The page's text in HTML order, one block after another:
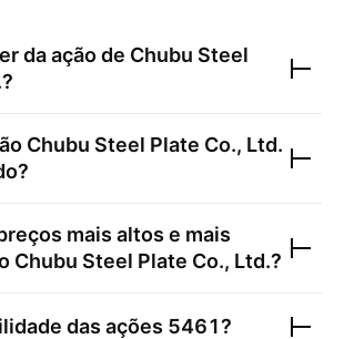
da ação de Chubu Steel
?
Chubu Steel Plate Co., Ltd.
mais altos e mais
Chubu Steel Plate Co., Ltd.?
das ações 5461?